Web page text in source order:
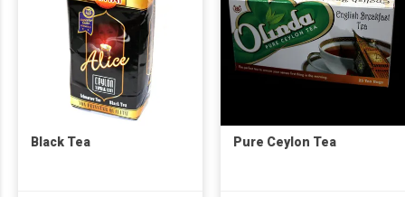
Black Tea Pure Ceylon Tea